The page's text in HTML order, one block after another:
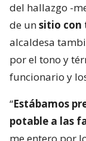
del hallazgo -
de unsitio con
alcaldesa
por el tono y
funcionario y
“Estábamos
potable a las